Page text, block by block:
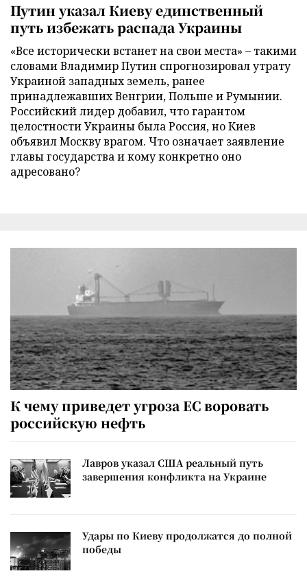
Путин указал Киеву единственный
путь избежать распада Украины
«Все исторически встанет на свои места» – такими
словами Владимир Путин спрогнозировал утрату
Украиной западных земель, ранее
принадлежавших Венгрии, Польше и Румынии.
Российский лидер добавил, что гарантом
целостности Украины была Россия, но Киев
объявил Москву врагом. Что означает заявление
главы государства и кому конкретно оно
адресовано?
К чему приведет угроза ЕС воровать
российскую нефть
Лавров указал США реальный путь
завершения конфликта на Украине
Удары по Киеву продолжатся до полной
победы